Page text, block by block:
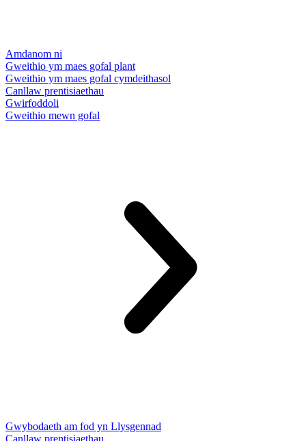
Amdanom ni
Gweithio ym maes gofal plant
Gweithio ym maes gofal cymdeithasol
Canllaw prentisiaethau
Gwirfoddoli
Gweithio mewn gofal
Gwybodaeth am fod yn Llysgennad
Canllaw prentisiaethau